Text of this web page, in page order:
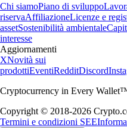
Chi siamoPiano di sviluppo
riservaAffiliazioneLicenze e
assetSostenibilità ambientale
interesse
Aggiornamenti
XNovità sui
prodottiEventiRedditDiscord
Cryptocurrency in Every
Copyright © 2018-2026
Termini e condizioni SEE